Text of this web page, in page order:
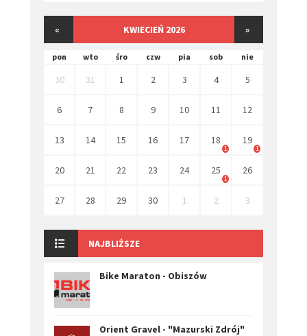
« KWIECIEŃ 2026 »
pon wto śro czw pia sob nie
30 31 1 2 3 4 5
6 7 8 9 10 11 12
13 14 15 16 17 18
1
19
1
20 21 22 23 24 25
1
26
27 28 29 30 1 2 3
NAJBLIŻSZE
Bike Maraton - Obiszów
Orient Gravel - "Mazurski Zdrój"